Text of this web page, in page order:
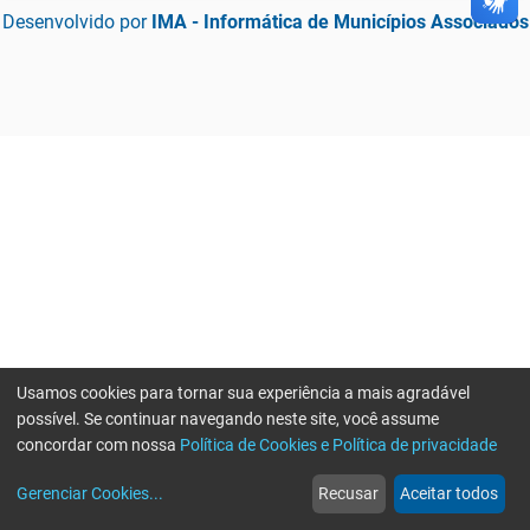
Desenvolvido por IMA - Informática de Municípios Associados
web
Notícias
more_horiz
Mais
Usamos cookies para tornar sua experiência a mais agradável
possível. Se continuar navegando neste site, você assume
concordar com nossa Política de Cookies e Política de privacidade
Gerenciar Cookies... Recusar Aceitar todos